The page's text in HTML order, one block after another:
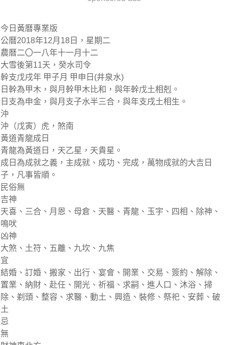
今日黃曆專業版
公曆2018年12月18日，星期二
農曆二〇一八年十一月十二
大雪後第11天，癸水司令
幹支戊戌年 甲子月 甲申日(井泉水)
日幹為甲木，與月幹甲木比和，與年幹戊土相剋。
日支為申金，與月支子水半三合，與年支戌土相生。
沖
沖（戊寅）虎，煞南
黃道青龍成日
青龍為黃道日，天乙星，天貴星。
成日為成就之義，主成就、成功、完成，萬物成就的大吉日
子，凡事皆順。
民俗無
吉神
天喜、三合、月恩、母倉、天醫、青龍、玉宇、四相、除神、
鳴吠
凶神
大煞、土符、五離、九坎、九焦
宜
結婚、訂婚、搬家、出行、宴會、開業、交易、簽約、解除、
置業、納財、赴任、開光、祈福、求嗣、進人口、沐浴、掃
除、剃頭、整容、求醫、動土、興造、裝修、祭祀、安葬、破
土
忌
無